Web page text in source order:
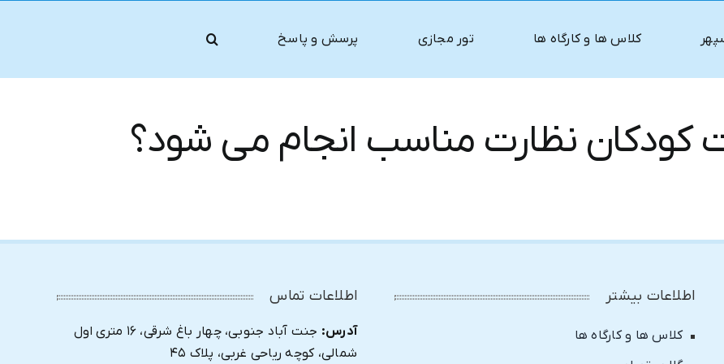
کلاس ها و کارگاه ها تور مجازی پرسش و پاسخ
کودکان نظارت مناسب انجام می شود؟
اطلاعات بیشتر
کلاس ها و کارگاه ها
اطلاعات تماس
آدرس:
جنت آباد جنوبی، چهار باغ شرقی، ۱۶ متری اول
شمالی، کوچه ریاحی غربی، پلاک ۴۵